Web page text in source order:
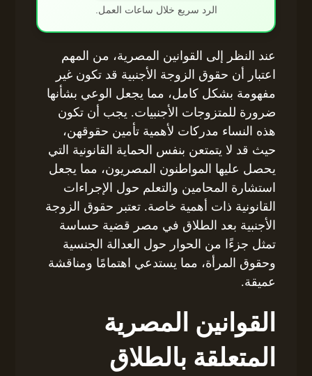
الرد سريع خلال ساعات العمل.
عند النظر إلى القوانين المصرية، من المهم
اعتبار أن حقوق الزوجة الأجنبية قد تكون غير
مفهومة بشكل كامل، مما يجعل الوعي بشأنها
ضرورة للمتزوجات الأجنبيات. يجب أن تكون
هذه النساء مدركات لأهمية تأمين حقوقهن،
حيث قد لا يتمتعن بنفس الحماية القانونية التي
يحصل عليها المواطنون المصريون، مما يجعل
استشارة المحامين والتعلم حول الإجراءات
القانونية ذات أهمية خاصة. تعتبر حقوق الزوجة
الأجنبية بعد الطلاق في مصر قضية حساسة
تمثل جزءًا من الحوار حول العدالة الجنسية
وحقوق المرأة، مما يستدعي اهتمامًا ومناقشة
عميقة.
القوانين المصرية
المتعلقة بالطلاق